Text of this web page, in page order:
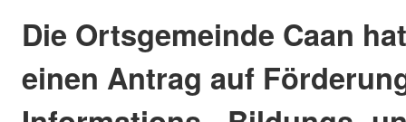
Die Ortsgemeinde Caan
einen Antrag auf